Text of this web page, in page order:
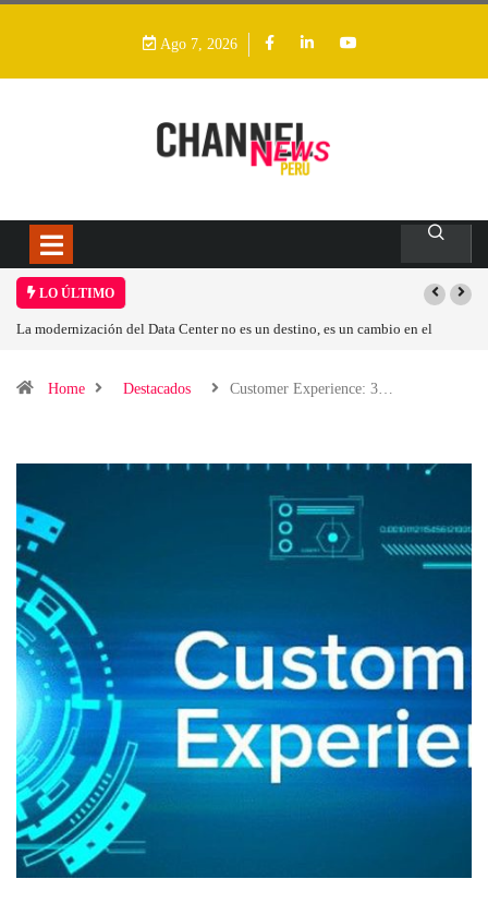
Ago 7, 2026
LO ÚLTIMO
Los ingresos por semiconductores aumentarán más de un 94 % en 2026
Home Destacados Customer Experience: 3…